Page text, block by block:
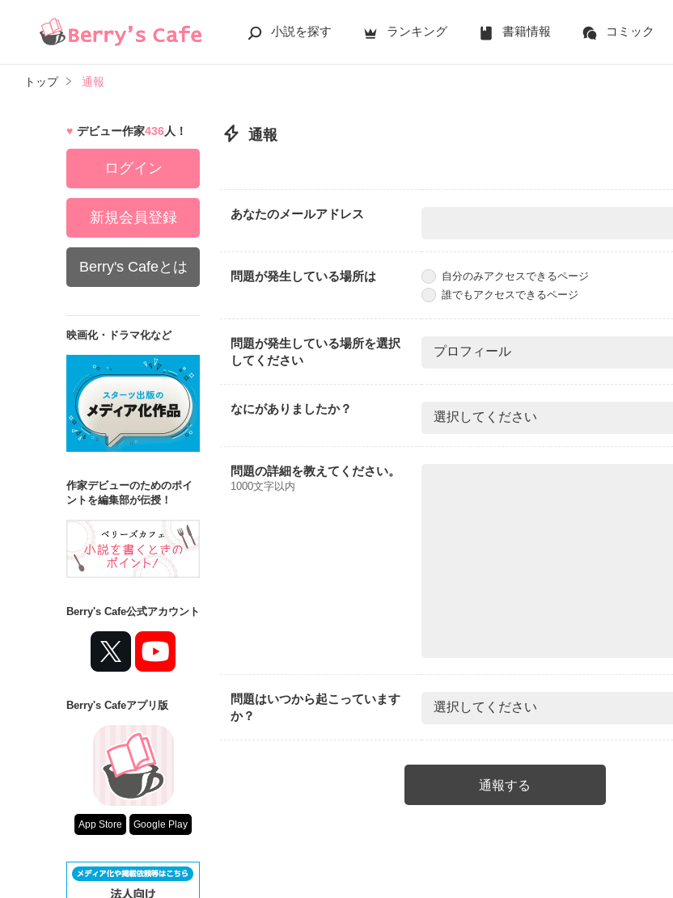
小説を探す ランキング 書籍情報 コミック
トップ 通報
通報
あなたのメールアドレス
問題が発生している場所は
自分のみアクセスできるページ
誰でもアクセスできるページ
問題が発生している場所を選択
してください
なにがありましたか？
問題の詳細を教えてください。
1000文字以内
問題はいつから起こっています
か？
デビュー作家436人！
ログイン
新規会員登録
Berry's Cafeとは
映画化・ドラマ化など
作家デビューのためのポイ
ントを編集部が伝授！
Berry's Cafe公式アカウント
Berry's Cafeアプリ版
App Store Google Play